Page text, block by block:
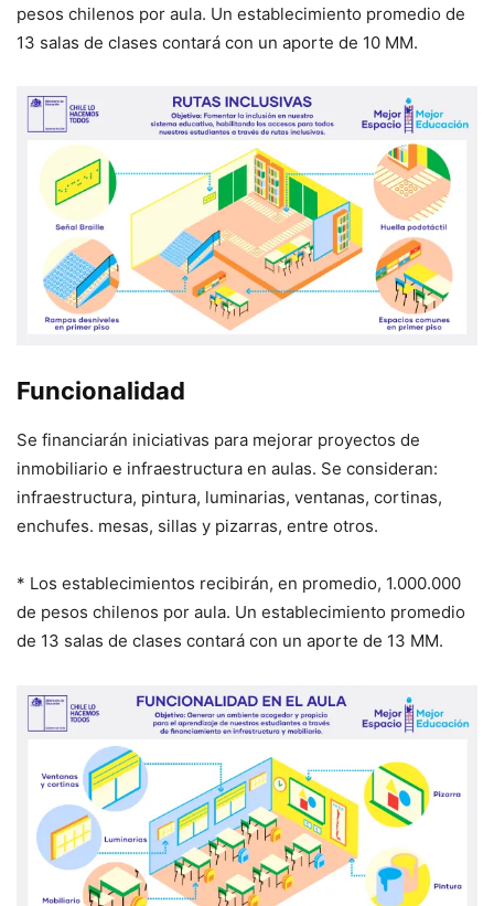
pesos chilenos por aula. Un establecimiento promedio de
13 salas de clases contará con un aporte de 10 MM.
Funcionalidad
Se financiarán iniciativas para mejorar proyectos de
inmobiliario e infraestructura en aulas. Se consideran:
infraestructura, pintura, luminarias, ventanas, cortinas,
enchufes. mesas, sillas y pizarras, entre otros.
* Los establecimientos recibirán, en promedio, 1.000.000
de pesos chilenos por aula. Un establecimiento promedio
de 13 salas de clases contará con un aporte de 13 MM.